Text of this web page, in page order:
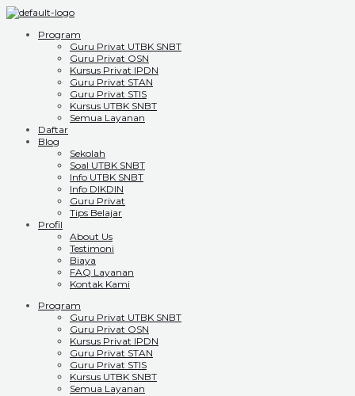
Program
Guru Privat UTBK SNBT
Guru Privat OSN
Kursus Privat IPDN
Guru Privat STAN
Guru Privat STIS
Kursus UTBK SNBT
Semua Layanan
Daftar
Blog
Sekolah
Soal UTBK SNBT
Info UTBK SNBT
Info DIKDIN
Guru Privat
Tips Belajar
Profil
About Us
Testimoni
Biaya
FAQ Layanan
Kontak Kami
Program
Guru Privat UTBK SNBT
Guru Privat OSN
Kursus Privat IPDN
Guru Privat STAN
Guru Privat STIS
Kursus UTBK SNBT
Semua Layanan